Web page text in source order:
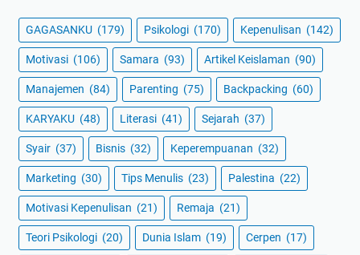
GAGASANKU (179) Psikologi (170) Kepenulisan (142)
Motivasi (106) Samara (93) Artikel Keislaman (90)
Manajemen (84) Parenting (75) Backpacking (60)
KARYAKU (48) Literasi (41) Sejarah (37)
Syair (37) Bisnis (32) Keperempuanan (32)
Marketing (30) Tips Menulis (23) Palestina (22)
Motivasi Kepenulisan (21) Remaja (21)
Teori Psikologi (20) Dunia Islam (19) Cerpen (17)